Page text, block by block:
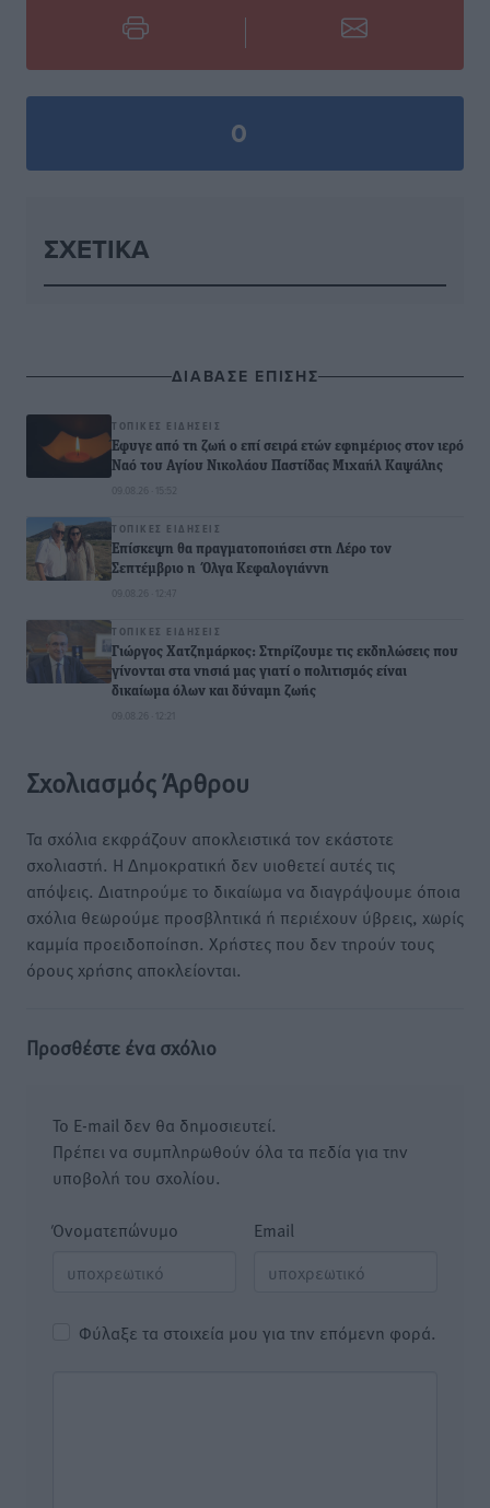
0
ΣΧΕΤΙΚΆ
ΔΙΑΒΑΣΕ ΕΠΙΣΗΣ
ΤΟΠΙΚΈΣ ΕΙΔΉΣΕΙΣ
Έφυγε από τη ζωή ο επί σειρά ετών εφημέριος στον ιερό
Ναό του Αγίου Νικολάου Παστίδας Μιχαήλ Καψάλης
09.08.26 · 15:52
ΤΟΠΙΚΈΣ ΕΙΔΉΣΕΙΣ
Επίσκεψη θα πραγματοποιήσει στη Λέρο τον
Σεπτέμβριο η Όλγα Κεφαλογιάννη
09.08.26 · 12:47
ΤΟΠΙΚΈΣ ΕΙΔΉΣΕΙΣ
Γιώργος Χατζημάρκος: Στηρίζουμε τις εκδηλώσεις που
γίνονται στα νησιά μας γιατί ο πολιτισμός είναι
δικαίωμα όλων και δύναμη ζωής
09.08.26 · 12:21
Σχολιασμός Άρθρου
Τα σχόλια εκφράζουν αποκλειστικά τον εκάστοτε
σχολιαστή. Η Δημοκρατική δεν υιοθετεί αυτές τις
απόψεις. Διατηρούμε το δικαίωμα να διαγράψουμε όποια
σχόλια θεωρούμε προσβλητικά ή περιέχουν ύβρεις, χωρίς
καμμία προειδοποίηση. Χρήστες που δεν τηρούν τους
όρους χρήσης αποκλείονται.
Προσθέστε ένα σχόλιο
Το E-mail δεν θα δημοσιευτεί.
Πρέπει να συμπληρωθούν όλα τα πεδία για την
υποβολή του σχολίου.
Όνοματεπώνυμο Email
Φύλαξε τα στοιχεία μου για την επόμενη φορά.